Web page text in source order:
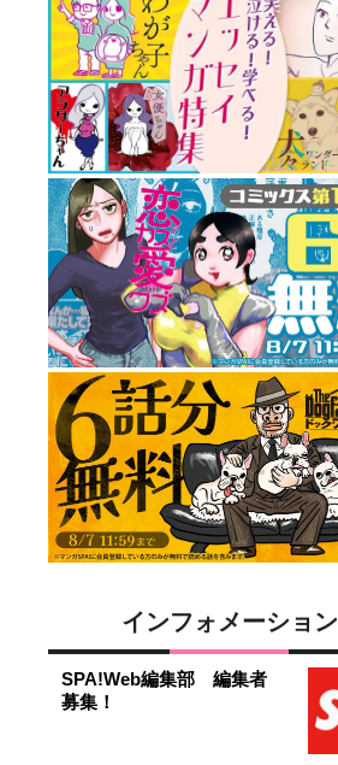
インフォメーション
SPA!Web編集部 編集者
募集！